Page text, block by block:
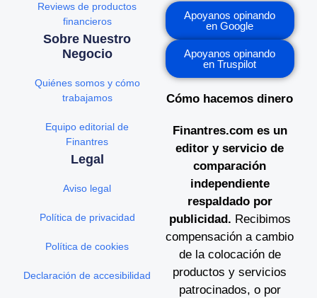
Apoyanos opinando
en Google
Apoyanos opinando
en Truspilot
Cómo hacemos dinero
Finantres.com es un
editor y servicio de
comparación
independiente
respaldado por
publicidad. Recibimos
compensación a cambio
de la colocación de
productos y servicios
patrocinados, o por
Reviews de productos
financieros
Sobre Nuestro
Negocio
Quiénes somos y cómo
trabajamos
Equipo editorial de
Finantres
Legal
Aviso legal
Política de privacidad
Política de cookies
Declaración de accesibilidad